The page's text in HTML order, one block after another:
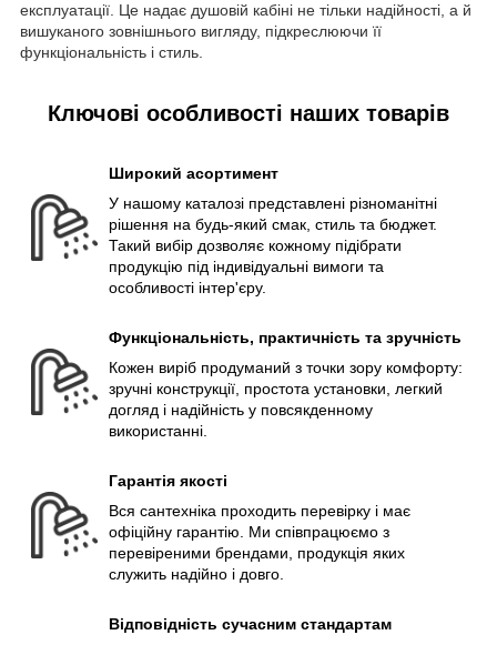
експлуатації. Це надає душовій кабіні не тільки надійності, а й
вишуканого зовнішнього вигляду, підкреслюючи її
функціональність і стиль.
Ключові особливості наших товарів
Широкий асортимент
У нашому каталозі представлені різноманітні
рішення на будь-який смак, стиль та бюджет.
Такий вибір дозволяє кожному підібрати
продукцію під індивідуальні вимоги та
особливості інтер'єру.
Функціональність, практичність та зручність
Кожен виріб продуманий з точки зору комфорту:
зручні конструкції, простота установки, легкий
догляд і надійність у повсякденному
використанні.
Гарантія якості
Вся сантехніка проходить перевірку і має
офіційну гарантію. Ми співпрацюємо з
перевіреними брендами, продукція яких
служить надійно і довго.
Відповідність сучасним стандартам